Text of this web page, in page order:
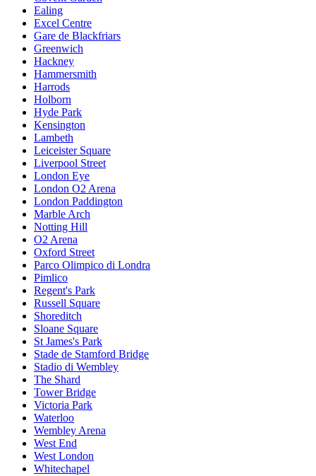
Ealing
Excel Centre
Gare de Blackfriars
Greenwich
Hackney
Hammersmith
Harrods
Holborn
Hyde Park
Kensington
Lambeth
Leiceister Square
Liverpool Street
London Eye
London O2 Arena
London Paddington
Marble Arch
Notting Hill
O2 Arena
Oxford Street
Parco Olimpico di Londra
Pimlico
Regent's Park
Russell Square
Shoreditch
Sloane Square
St James's Park
Stade de Stamford Bridge
Stadio di Wembley
The Shard
Tower Bridge
Victoria Park
Waterloo
Wembley Arena
West End
West London
Whitechapel